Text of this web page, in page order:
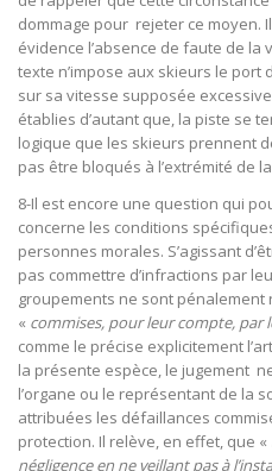
dommage pour rejeter ce moyen.
évidence l’absence de faute de la
texte n’impose aux skieurs le port
sur sa vitesse supposée
établies d’autant que, la piste se
logique que les skieurs prennent
pas être bloqués à l’extrémité de
8-Il est encore une question qui
concerne les conditions
personnes morales. S’agissant
pas commettre d’infractions par
groupements ne sont
« commises, pour leur compte, par
comme le précise explicitement
la présente espèce, le jugement
l’organe ou le représentant de la
attribuées les défaillances
protection. Il relève, en effet, que «
négligence en ne veillant pas à